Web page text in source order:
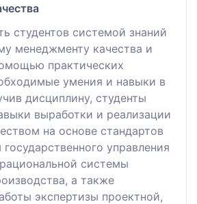
студентов системой знаний
менеджменту качества и
практических
умения и навыки в
дисциплину, студенты
выработки и реализации
на основе стандартов
управления
системы
а также
экспертизы проектной,